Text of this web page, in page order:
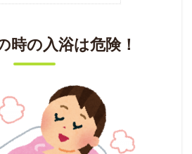
時の入浴は危険！